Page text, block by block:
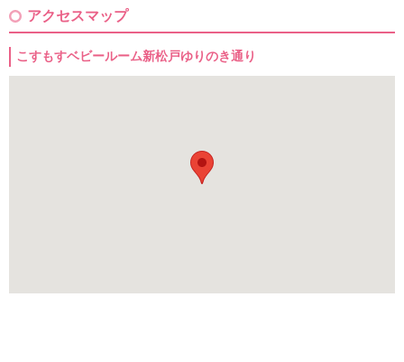
アクセスマップ
こすもすベビールーム新松戸ゆりのき通り